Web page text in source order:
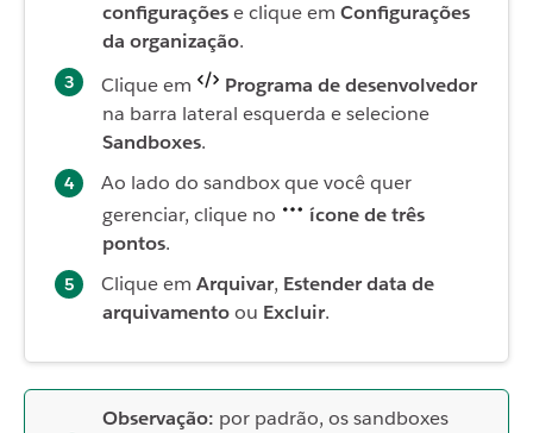
configuraçõese clique em Configurações
da organização.
Clique em
Programa de desenvolvedor
na barra lateral esquerda e selecione
Sandboxes.
Ao lado do sandbox que você quer
gerenciar, clique no
ícone de três
pontos.
Clique em Arquivar, Estender data de
arquivamentoou Excluir.
Observação: por padrão, os sandboxes